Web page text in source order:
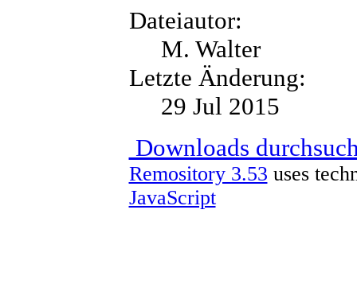
Dateiautor:
M. Walter
Letzte Änderung:
29 Jul 2015
Downloads
Remository 3.53 uses
JavaScript